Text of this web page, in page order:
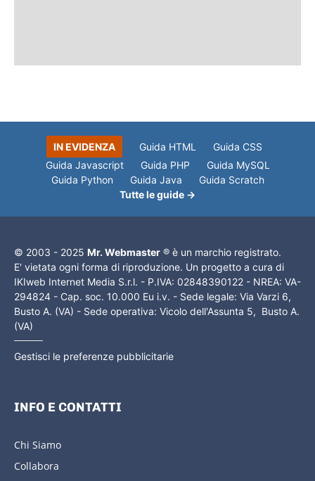
IN EVIDENZA Guida HTML
Guida CSS
Guida Javascript
Guida PHP
Guida MySQL
Guida Python
Guida Java
Guida Scratch
Tutte le guide →
© 2003 - 2025 Mr. Webmaster ® è un marchio registrato.
E' vietata ogni forma di riproduzione. Un progetto a cura di
IKIweb Internet Media S.r.l. - P.IVA: 02848390122 - NREA: VA-
294824 - Cap. soc. 10.000 Eu i.v. - Sede legale: Via Varzi 6,
Busto A. (VA) - Sede operativa: Vicolo dell'Assunta 5, Busto A.
(VA)
Gestisci le preferenze pubblicitarie
INFO E CONTATTI
Chi Siamo
Collabora